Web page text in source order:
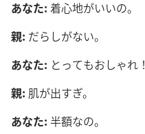
あなた: 着心地がいいの。
親: だらしがない。
あなた: とってもおしゃれ！
親: 肌が出すぎ。
あなた: 半額なの。